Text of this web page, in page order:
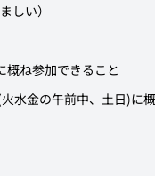
しい）
概ね参加できること
水金の午前中、土日)に